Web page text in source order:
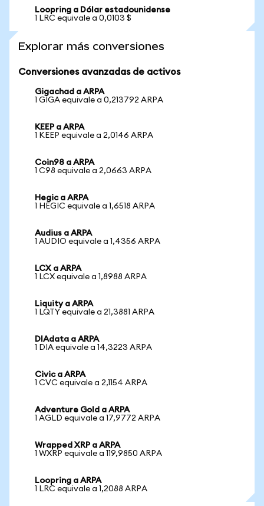
Loopring a Dólar estadounidense
1 LRC equivale a 0,0103 $
Explorar más conversiones
Conversiones avanzadas de activos
Gigachad a ARPA
1 GIGA equivale a 0,213792 ARPA
KEEP a ARPA
1 KEEP equivale a 2,0146 ARPA
Coin98 a ARPA
1 C98 equivale a 2,0663 ARPA
Hegic a ARPA
1 HEGIC equivale a 1,6518 ARPA
Audius a ARPA
1 AUDIO equivale a 1,4356 ARPA
LCX a ARPA
1 LCX equivale a 1,8988 ARPA
Liquity a ARPA
1 LQTY equivale a 21,3881 ARPA
DIAdata a ARPA
1 DIA equivale a 14,3223 ARPA
Civic a ARPA
1 CVC equivale a 2,1154 ARPA
Adventure Gold a ARPA
1 AGLD equivale a 17,9772 ARPA
Wrapped XRP a ARPA
1 WXRP equivale a 119,9850 ARPA
Loopring a ARPA
1 LRC equivale a 1,2088 ARPA